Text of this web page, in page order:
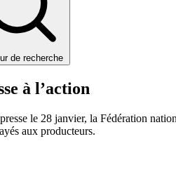
de recherche
à l’action
le 28 janvier, la Fédération
aux producteurs.